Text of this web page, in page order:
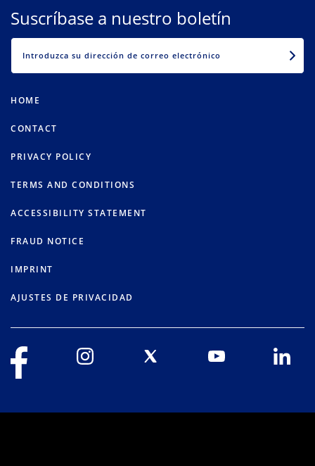
Suscríbase a nuestro boletín
HOME
CONTACT
PRIVACY POLICY
TERMS AND CONDITIONS
ACCESSIBILITY STATEMENT
FRAUD NOTICE
IMPRINT
AJUSTES DE PRIVACIDAD